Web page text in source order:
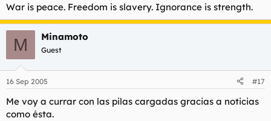
-¡¡Hombre¡¡. Si entro en la cueva, donde apenas quepo, me
mete, me saca, me mete, me saca, me mete...
-¿Y entonces que pasa?
-¡¡Joder, ¿Que quieres que pase? me MAREO, VOMITO y me
War is peace. Freedom is slavery. Ignorance is strength.
M Minamoto
Guest
16 Sep 2005 #17
Me voy a currar con las pilas cargadas gracias a noticias
como ésta.